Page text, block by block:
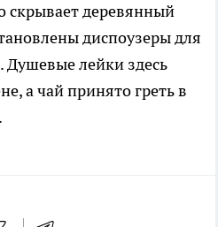
скрывает деревянный
диспоузеры для
Душевые лейки здесь
а чай принято греть в